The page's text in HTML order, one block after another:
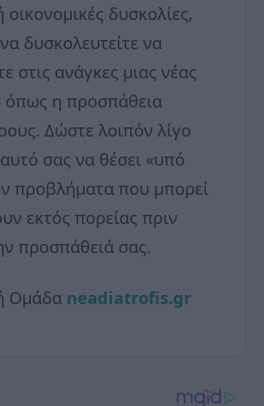
δυσκολίες,
δυσκολευτείτε να
στις ανάγκες μιας νέας
όπως η προσπάθεια
Δώστε λοιπόν λίγο
σας να θέσει «υπό
προβλήματα που μπορεί
εκτός πορείας πριν
προσπάθειά σας.
Ομάδα neadiatrofis.gr